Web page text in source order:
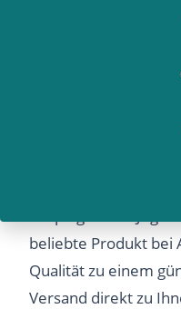
Unisex Verstellbare
beliebte Produkt bei
Qualität zu einem
Versand direkt zu